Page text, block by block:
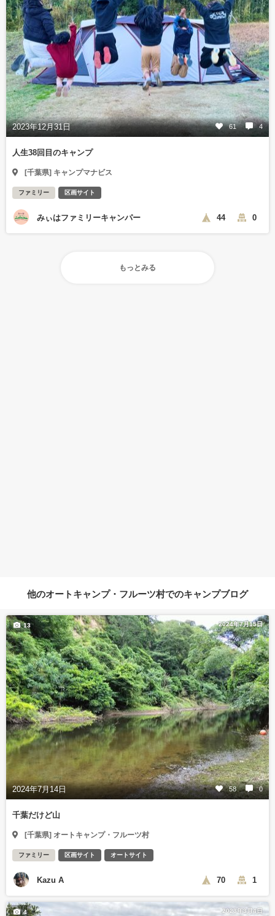
2023年12月31日 61 4
人生38回目のキャンプ
[千葉県] キャンプマナビス
ファミリー 区画サイト
みぃはファミリーキャンパー 44 0
もっとみる
他のオートキャンプ・フルーツ村でのキャンプブログ
2024年7月15日
2024年7月14日 58 0
13
千葉だけど山
[千葉県] オートキャンプ・フルーツ村
ファミリー 区画サイト オートサイト
Kazu A 70 1
2023年3月4日
4